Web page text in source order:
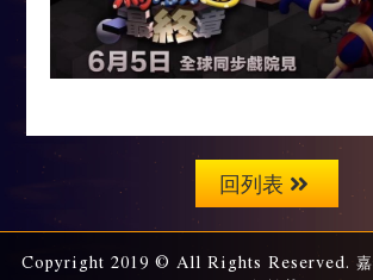
回列表
Copyright 2019 © All Rights Reserved. 嘉